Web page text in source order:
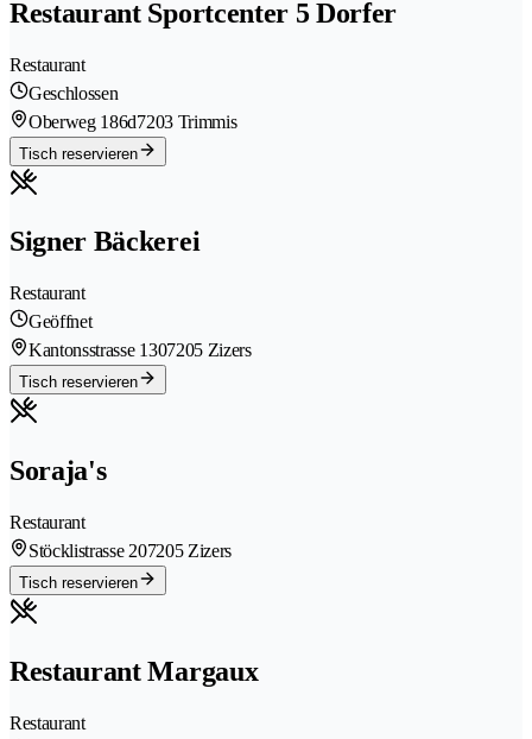
Restaurant Sportcenter 5 Dorfer
Restaurant
Geschlossen
Oberweg 186d7203 Trimmis
Tisch reservieren
Signer Bäckerei
Restaurant
Geöffnet
Kantonsstrasse 1307205 Zizers
Tisch reservieren
Soraja's
Restaurant
Stöcklistrasse 207205 Zizers
Tisch reservieren
Restaurant Margaux
Restaurant